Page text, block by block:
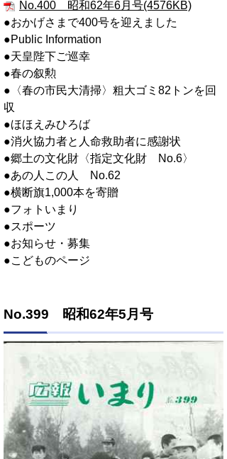
No.400 昭和62年6月号(4576KB)
●おかげさまで400号を迎えました
●Public Information
●天皇陛下ご巡幸
●春の叙勲
●〈春の市民大清掃〉粗大ゴミ82トンを回
収
●ほほえみひろば
●消火協力者と人命救助者に感謝状
●郷土の文化財〈指定文化財 No.6〉
●あの人この人 No.62
●横断旗1,000本を寄贈
●フォトいまり
●スポーツ
●お知らせ・募集
●こどものページ
No.399 昭和62年5月号